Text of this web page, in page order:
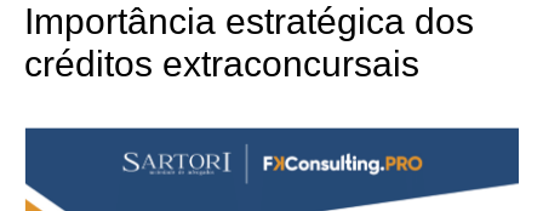
Importância estratégica dos
créditos extraconcursais